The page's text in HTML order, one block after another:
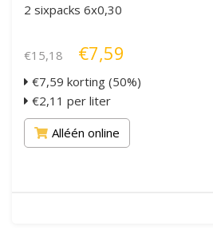
2 sixpacks 6x0,30
€15,18 €7,59
€7,59 korting (50%)
€2,11 per liter
Alléén online